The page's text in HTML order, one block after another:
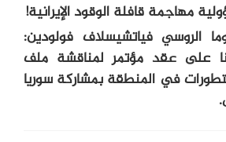
مهاجمة قافلة الوقود الإيرانية!
الروسي فياتشيسلاف فولودين:
على عقد مؤتمر لمناقشة ملف
في المنطقة بمشاركة سوريا